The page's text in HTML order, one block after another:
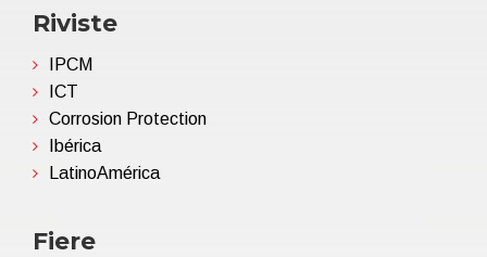
Riviste
IPCM
ICT
Corrosion Protection
Ibérica
LatinoAmérica
Fiere